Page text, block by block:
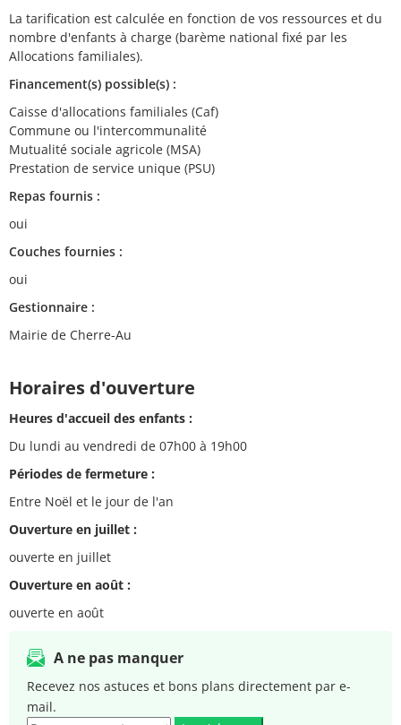
La tarification est calculée en fonction de vos ressources et du
nombre d'enfants à charge (barème national fixé par les
Allocations familiales).
Financement(s) possible(s) :
Caisse d'allocations familiales (Caf)
Commune ou l'intercommunalité
Mutualité sociale agricole (MSA)
Prestation de service unique (PSU)
Repas fournis :
oui
Couches fournies :
oui
Gestionnaire :
Mairie de Cherre-Au
Horaires d'ouverture
Heures d'accueil des enfants :
Du lundi au vendredi de 07h00 à 19h00
Périodes de fermeture :
Entre Noël et le jour de l'an
Ouverture en juillet :
ouverte en juillet
Ouverture en août :
ouverte en août
A ne pas manquer
Recevez nos astuces et bons plans directement par e-
mail.